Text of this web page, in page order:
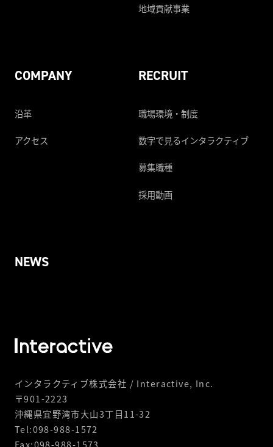
地域貢献事業
COMPANY
沿革
アクセス
RECRUIT
職場環境・制度
数字で見るインタラクティブ
募集職種
採用動画
NEWS
インタラクティブ株式会社 / Interactive, Inc.
〒901-2223
沖縄県宜野湾市大山3丁目11-32
Tel:098-988-1572